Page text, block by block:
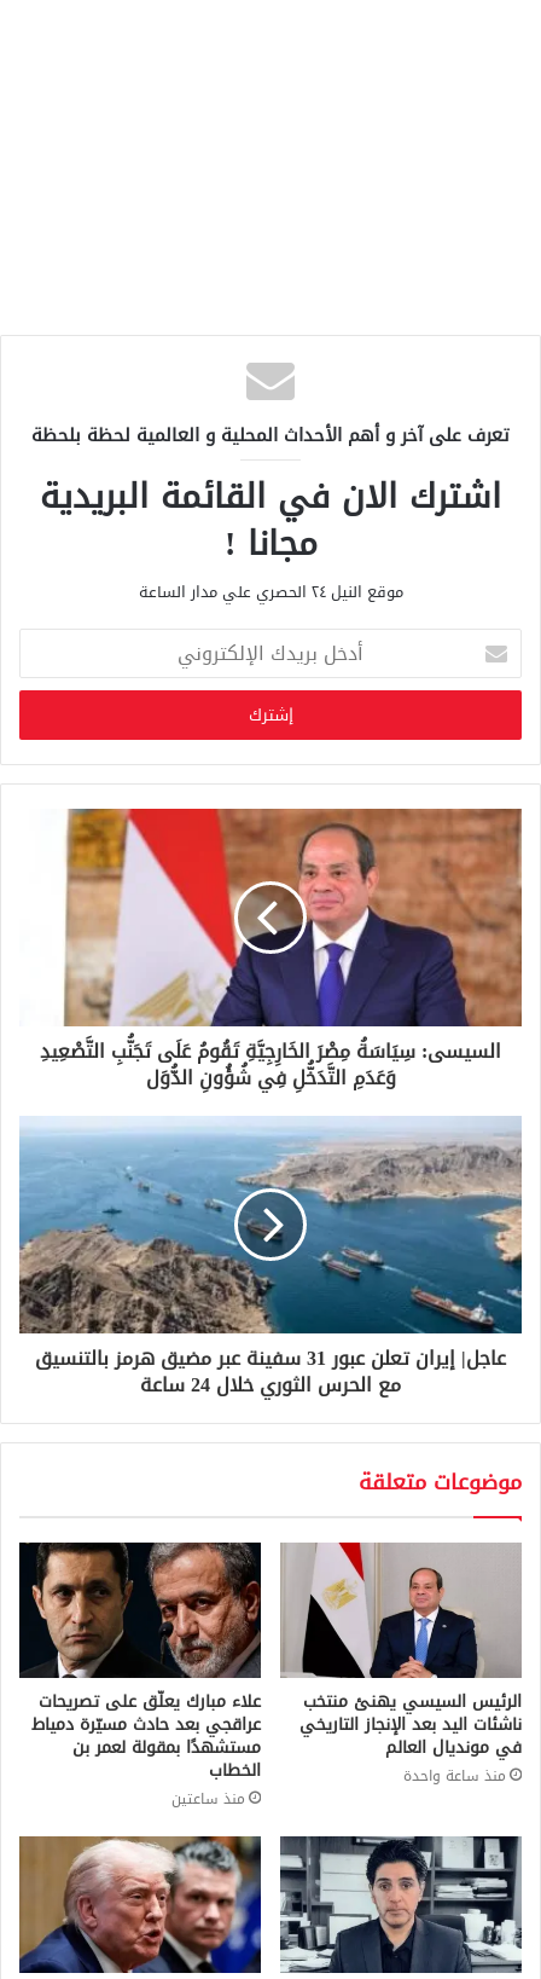
تعرف على آخر و أهم الأحداث المحلية و العالمية لحظة بلحظة
اشترك الان في القائمة البريدية
مجانا !
موقع النيل ٢٤ الحصري علي مدار الساعة
خ
ب
ر
ي
د
ك
ا
ل
إ
ل
ك
ت
ر
السيسى: سِيَاسَةُ مِصْرَ الخَارِجِيَّةِ تَقُومُ عَلَى تَجَنُّبِ التَّصْعِيدِ
وَعَدَمِ التَّدَخُّلِ فِي شُؤُونِ الدُّوَل
عاجل| إيران تعلن عبور 31 سفينة عبر مضيق هرمز بالتنسيق
مع الحرس الثوري خلال 24 ساعة
موضوعات متعلقة
الرئيس السيسي يهنئ منتخب
ناشئات اليد بعد الإنجاز التاريخي
في مونديال العالم
منذ ساعة واحدة
علاء مبارك يعلّق على تصريحات
عراقجي بعد حادث مسيّرة دمياط
مستشهدًا بمقولة لعمر بن
الخطاب
منذ ساعتين